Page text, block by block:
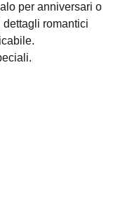
per anniversari o
romantici